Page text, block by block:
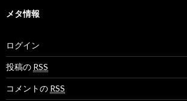
メタ情報
ログイン
投稿の RSS
コメントの RSS